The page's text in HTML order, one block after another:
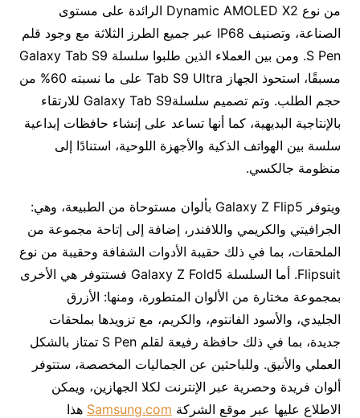
من نوع Dynamic AMOLED X2 الرائدة على مستوى
الصناعة، وتصنيف IP68 عبر جميع الطرز الثلاثة مع وجود قلم
S Pen. ومن بين العملاء الذين طلبوا سلسلة Galaxy Tab S9
مسبقًا، استحوذ الجهاز Tab S9 Ultra على ما نسبته 60% من
حجم الطلب. وتم تصميم سلسلةGalaxy Tab S9 للارتقاء
بالإنتاجية البديهية، كما أنها تساعد على إنشاء حافظات إبداعية
سلسة بين الهواتف الذكية والأجهزة اللوحية، استنادًا إلى
منظومة جالكسي.
ويتوفر Galaxy Z Flip5 بألوان مستوحاة من الطبيعة، وهي:
الجرافيتي والكريمي واللافندر، إضافة إلى إتاحة مجموعة من
الملحقات، بما في ذلك حقيبة الأدوات الشفافة وحقيبة من نوع
Flipsuit. أما السلسلة Galaxy Z Fold5 فستتوفر هي الأخرى
بمجموعة مختارة من الألوان المتطورة، ومنها: الأزرق
الجليدي، والأسود الفانتوم، والكريم، مع تزويدها بملحقات
جديدة، بما في ذلك حافظة رفيعة لقلم S Pen تمتاز بالشكل
العملي والأنيق. وللباحثين عن الجماليات المخصصة، ستتوفر
ألوان فريدة وحصرية عبر الإنترنت لكلا الجهازين، ويمكن
الاطلاع عليها عبر موقع الشركة Samsung.com هذا